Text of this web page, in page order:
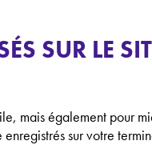
SUR LE
mais également pour
sur votre